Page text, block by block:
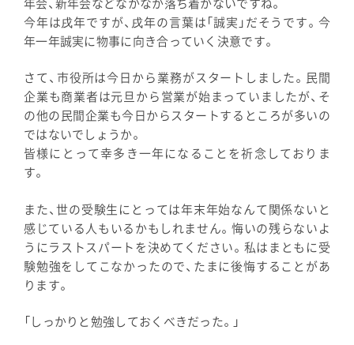
今年は戌年ですが、戌年の言葉は「誠実」だそうです。今
年一年誠実に物事に向き合っていく決意です。
さて、市役所は今日から業務がスタートしました。民間
企業も商業者は元旦から営業が始まっていましたが、そ
の他の民間企業も今日からスタートするところが多いの
ではないでしょうか。
皆様にとって幸多き一年になることを祈念しておりま
す。
また、世の受験生にとっては年末年始なんて関係ないと
感じている人もいるかもしれません。悔いの残らないよ
うにラストスパートを決めてください。私はまともに受
験勉強をしてこなかったので、たまに後悔することがあ
ります。
「しっかりと勉強しておくべきだった。」